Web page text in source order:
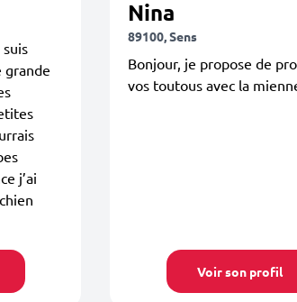
grande
j’ai
Nina
89100, Sens
Bonjour, je propose de
vos toutous avec la
Voir son profil